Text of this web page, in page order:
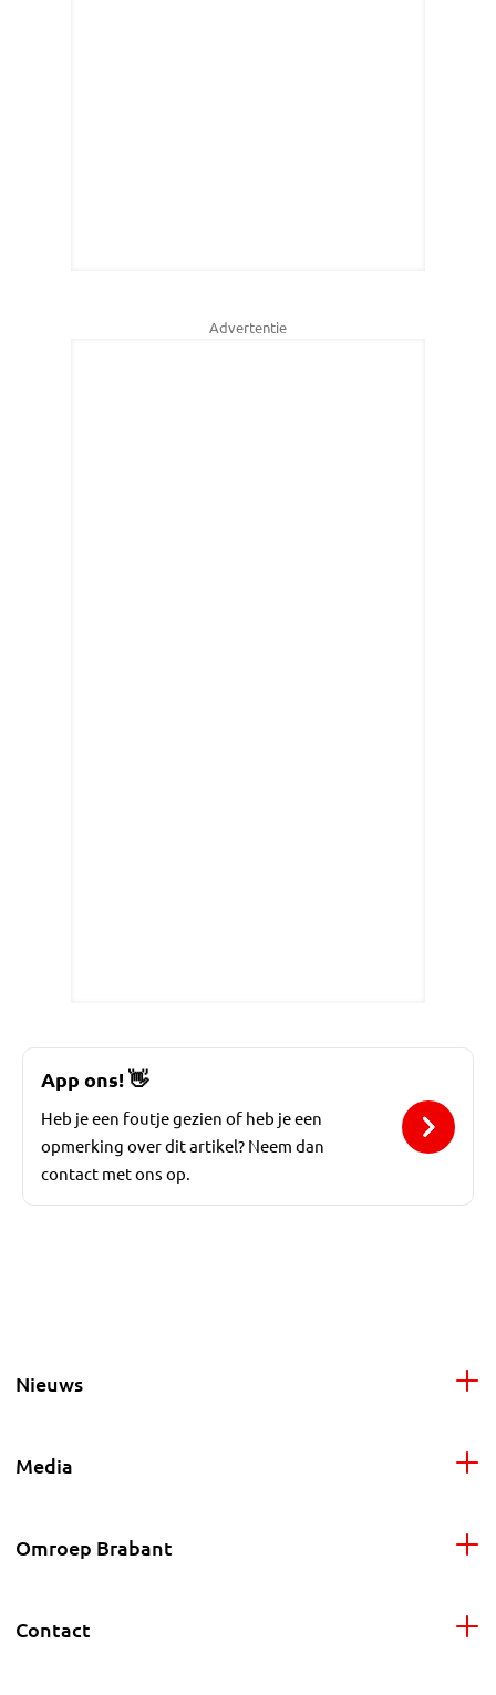
Advertentie
App ons!👋
Heb je een foutje gezien of heb je een
opmerking over dit artikel? Neem dan
contact met ons op.
Nieuws
Media
Omroep Brabant
Contact